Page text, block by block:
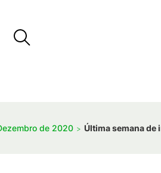
de 2020 Última semana